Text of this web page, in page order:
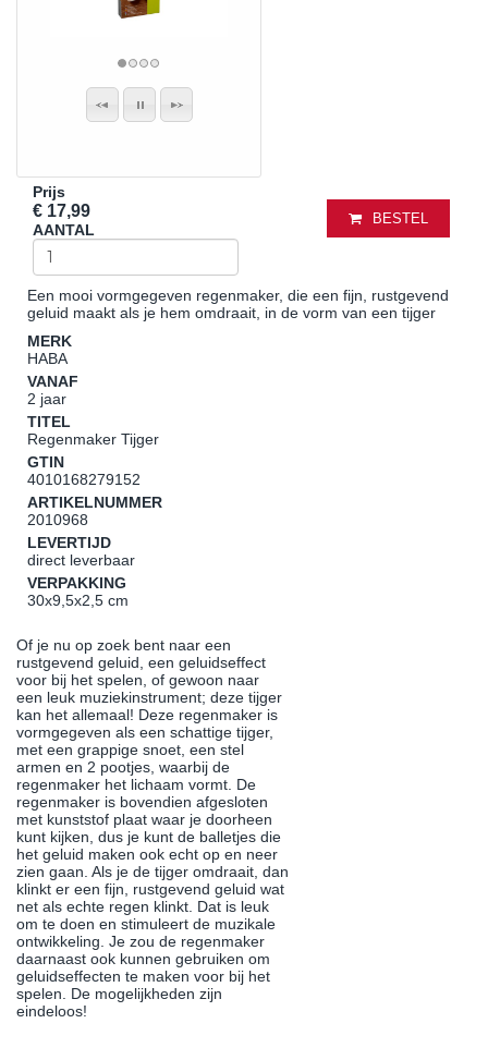
Prijs
€ 17,99
AANTAL
BESTEL
Een mooi vormgegeven regenmaker, die een fijn, rustgevend
geluid maakt als je hem omdraait, in de vorm van een tijger
MERK
HABA
VANAF
2 jaar
TITEL
Regenmaker Tijger
GTIN
4010168279152
ARTIKELNUMMER
2010968
LEVERTIJD
direct leverbaar
VERPAKKING
30x9,5x2,5 cm
Of je nu op zoek bent naar een
rustgevend geluid, een geluidseffect
voor bij het spelen, of gewoon naar
een leuk muziekinstrument; deze tijger
kan het allemaal! Deze regenmaker is
vormgegeven als een schattige tijger,
met een grappige snoet, een stel
armen en 2 pootjes, waarbij de
regenmaker het lichaam vormt. De
regenmaker is bovendien afgesloten
met kunststof plaat waar je doorheen
kunt kijken, dus je kunt de balletjes die
het geluid maken ook echt op en neer
zien gaan. Als je de tijger omdraait, dan
klinkt er een fijn, rustgevend geluid wat
net als echte regen klinkt. Dat is leuk
om te doen en stimuleert de muzikale
ontwikkeling. Je zou de regenmaker
daarnaast ook kunnen gebruiken om
geluidseffecten te maken voor bij het
spelen. De mogelijkheden zijn
eindeloos!